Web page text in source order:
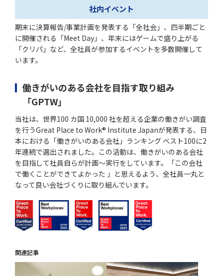
社内イベント
期末に決算報告/事業計画を発表する「全社会」、四半期ごと
に開催される「Meet Day」、年末にはゲームで盛り上がる
「クリパ」など、全社員が参加するイベントを多数開催して
います。
働きがいのある会社を目指す取り組み
「GPTW」
当社は、世界100 カ国 10,000 社を超える企業の働きがい調査
を行うGreat Place to Work® Institute Japanが発表する、日
本における「働きがいのある会社」ランキング ベスト100に2
年連続で選出されました。この活動は、働きがいのある会社
を目指して社員自らが計画〜実行をしています。「この会社
で働くことができてよかった 」と思えるよう、全社員一丸と
なって良い会社づくりに取り組んでいます。
関連記事